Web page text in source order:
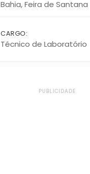
Bahia,Feira de Santana
CARGO:
Técnico de Laboratório
PUBLICIDADE